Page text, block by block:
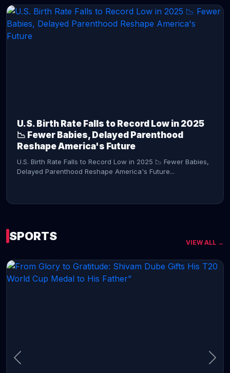
U.S. Birth Rate Falls to Record Low in 2025
📉 Fewer Babies, Delayed Parenthood
Reshape America's Future
U.S. Birth Rate Falls to Record Low in 2025 📉 Fewer Babies,
Delayed Parenthood Reshape America's Future...
SPORTS VIEW ALL →